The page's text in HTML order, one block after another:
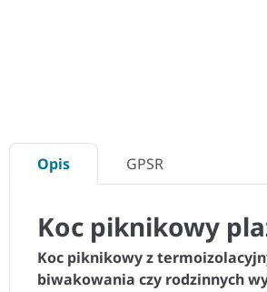
Opis GPSR
Koc piknikowy
Koc piknikowy z
biwakowania czy rodzinnych